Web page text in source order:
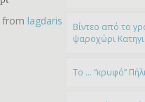
from lagdaris
Βίντεο από το
ψαροχώρι
To … “κρυφό”